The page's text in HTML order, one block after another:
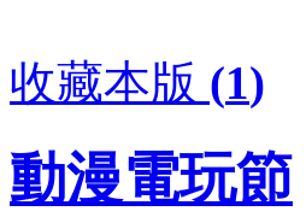
收藏本版 (1)
動漫電玩節